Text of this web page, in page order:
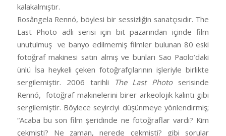
kalakalmıştır.
Rosângela Rennó, böylesi bir sessizliğin sanatçısıdır. The
Last Photo adlı serisi için bit pazarından içinde film
unutulmuş ve banyo edilmemiş filmler bulunan 80 eski
fotoğraf makinesi satın almış ve bunları Sao Paolo’daki
ünlü İsa heykeli çeken fotoğrafçılarının işleriyle birlikte
sergilemiştir. 2006 tarihli
The Last Photoserisinde
Rennó, fotoğraf makinelerini birer arkeolojik kalıntı gibi
sergilemiştir. Böylece seyirciyi düşünmeye yönlendirmiş;
“Acaba bu son film şeridinde ne fotoğraflar vardı? Kim
çekmişti? Ne zaman, nerede çekmişti? gibi sorular